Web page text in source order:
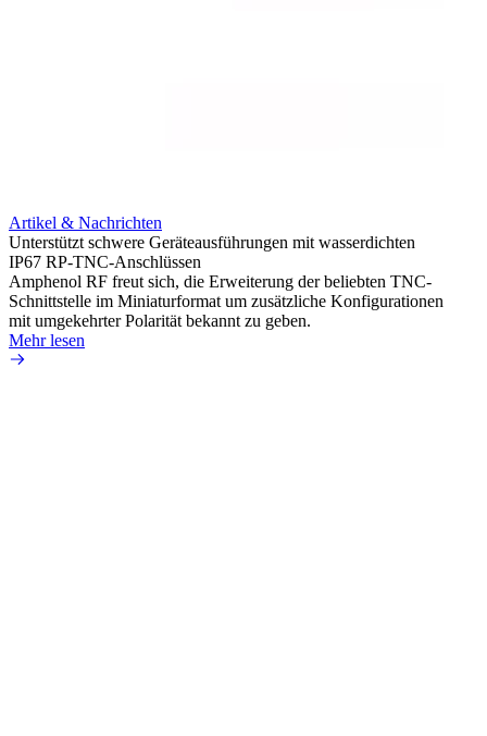
Artikel & Nachrichten
Unterstützt schwere Geräteausführungen mit wasserdichten
IP67 RP-TNC-Anschlüssen
Amphenol RF freut sich, die Erweiterung der beliebten TNC-
Schnittstelle im Miniaturformat um zusätzliche Konfigurationen
mit umgekehrter Polarität bekannt zu geben.
Mehr lesen